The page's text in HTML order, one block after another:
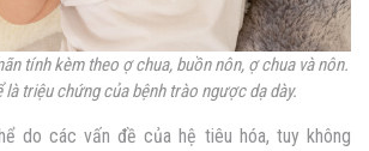
tính kèm theo ợ chua, buồn nôn, ợ chua và nôn.
là triệu chứng của bệnh trào ngược dạ dày.
do các vấn đề của hệ tiêu hóa, tuy không